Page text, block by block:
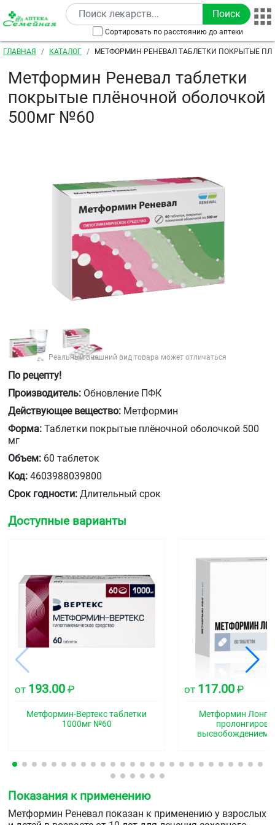
Перейти к основному содержанию
Сортировать по расстоянию до аптеки
Строка навигации
ГЛАВНАЯ КАТАЛОГ
МЕТФОРМИН РЕНЕВАЛ ТАБЛЕТКИ ПОКРЫТЫЕ
Метформин Реневал таблетки
покрытые плёночной оболочкой
500мг №60
Реальный внешний вид товара может отличаться
По рецепту!
Производитель: Обновление ПФК
Действующее вещество: Метформин
Форма: Таблетки покрытые плёночной оболочкой 500
мг
Объем: 60 таблеток
Код: 4603988039800
Срок годности: Длительный срок
Доступные варианты
от 193.00 ₽
Метформин-Вертекс таблетки
1000мг №60
от 117.00 ₽
Метформин Лонг
высвобождением
Показания к применению
Метформин Реневал показан к применению у взрослых